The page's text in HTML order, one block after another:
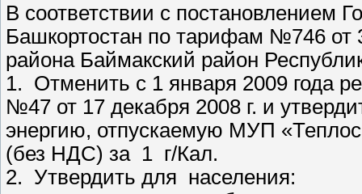
В соответствии с постановлением
Башкортостан по тарифам №746 от
района Баймакский район
1. Отменить с 1 января 2009 года
№47 от 17 декабря 2008 г. и
энергию, отпускаемую МУП
(без НДС) за 1 г/Кал.
2. Утвердить для населения: